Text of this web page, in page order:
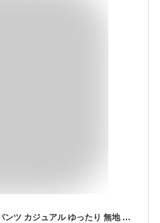
[RAKUKOU] レディース ワイドパンツ カジュアル ゆったり 無地 美脚 春 夏 秋 大きいサイズ 調節可能 柔らか 接触冷感 ウエストゴム 薄い 通気 涼しい 紐付け 通勤 アウトドア 日常服(160-ブラック、S